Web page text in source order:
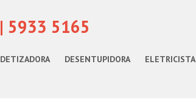
5933 5165
DESENTUPIDORA ELETRICISTA